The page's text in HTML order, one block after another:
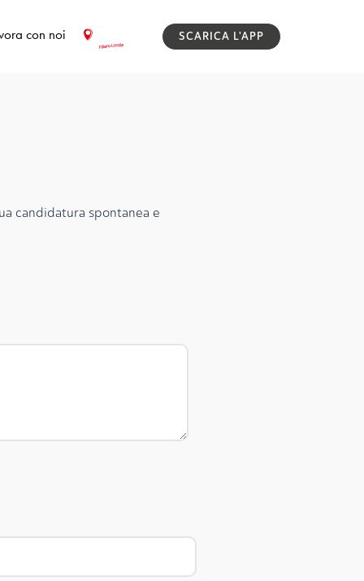
con noi SCARICA L'APP
candidatura spontanea e